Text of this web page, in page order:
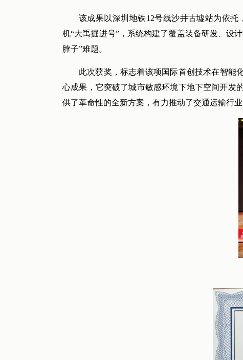
该成果以深圳地铁12号线沙井古墟站为依
机“大禹掘进号”，系统构建了覆盖装备研发、设
脖子”难题。
此次获奖，标志着该项国际首创技术在智能
心成果，它突破了城市敏感环境下地下空间开发
供了革命性的全新方案，有力推动了交通运输行业